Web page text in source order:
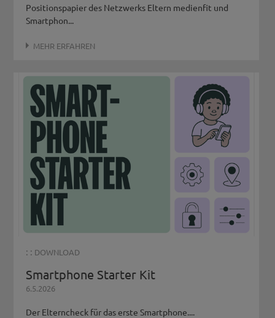
Positionspapier des Netzwerks Eltern medienfit und
Smartphon...
MEHR ERFAHREN
: : DOWNLOAD
Smartphone Starter Kit
6.5.2026
Der Elterncheck für das erste Smartphone....